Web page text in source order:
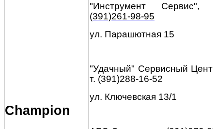
Champion
"Инструмент Сервис",
(391)261-98-95
ул. Парашютная 15
"Удачный" Сервисный
т. (391)288-16-52
ул. Ключевская 13/1